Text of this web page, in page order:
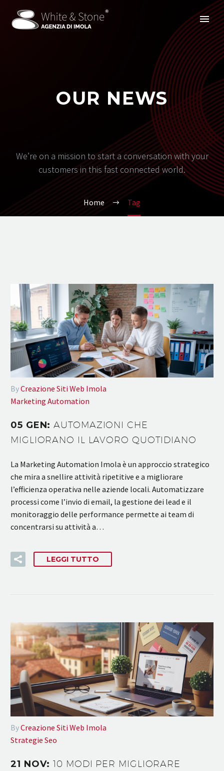
OUR NEWS
We’re on a mission to start a conversation with your
customers in this fast connected world.
Home Tag
ByCreazione Siti Web Imola
Marketing Automation
05 GEN:AUTOMAZIONI CHE
MIGLIORANO IL LAVORO QUOTIDIANO
La Marketing Automation Imola è un approccio strategico
che mira a snellire attività ripetitive e a migliorare
l’efficienza operativa nelle aziende locali. Automatizzare
processi come l’invio di email, la gestione dei lead e il
monitoraggio delle performance permette ai team di
concentrarsi su attività a…
LEGGI TUTTO
ByCreazione Siti Web Imola
Strategie Seo
21 NOV:10 MODI PER MIGLIORARE